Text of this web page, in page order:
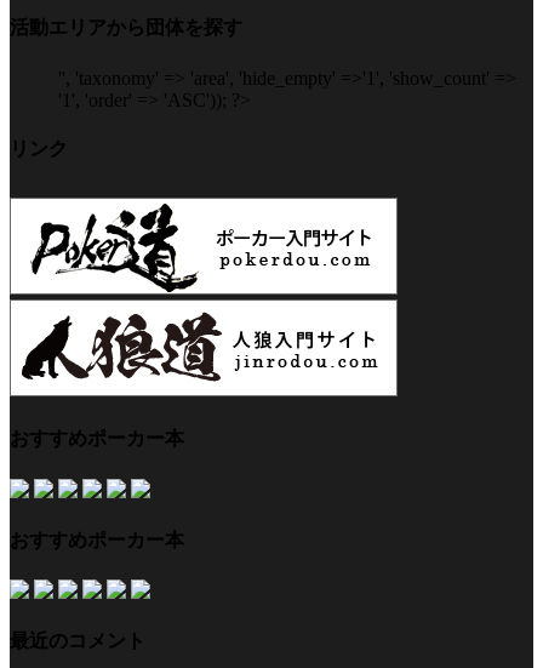
活動エリアから団体を探す
'', 'taxonomy' => 'area', 'hide_empty' =>'1', 'show_count' =>
'1', 'order' => 'ASC')); ?>
リンク
おすすめポーカー本
おすすめポーカー本
最近のコメント